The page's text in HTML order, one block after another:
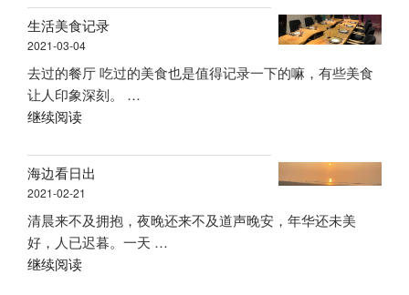
的
宝
贝
出
生
了”
生活美食记录
2021-03-04
去过的餐厅 吃过的美食也是值得记录一下的嘛，有些美食
让人印象深刻。 …
继续阅读“生
美
食
记
录”
海边看日出
2021-02-21
清晨来不及拥抱，夜晚还来不及道声晚安，年华还未美
好，人已迟暮。一天 …
继续阅读“海